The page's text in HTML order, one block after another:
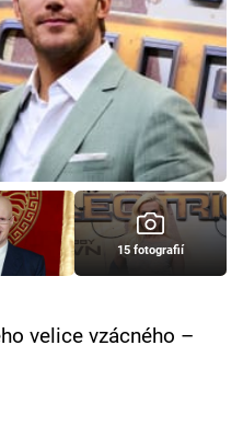
15 fotografií
velice vzácného –